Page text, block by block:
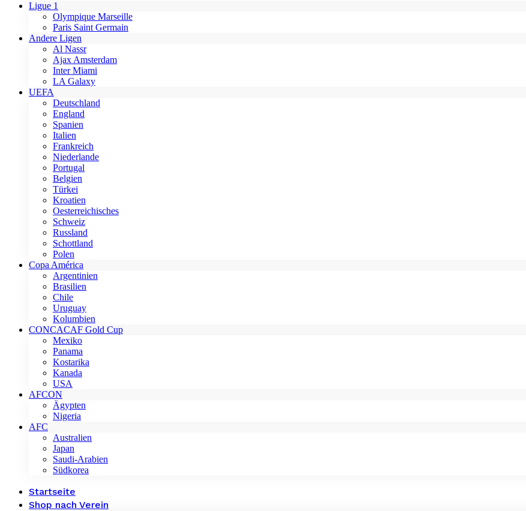
Ligue 1
Olympique Marseille
Paris Saint Germain
Andere Ligen
Al Nassr
Ajax Amsterdam
Inter Miami
LA Galaxy
UEFA
Deutschland
England
Spanien
Italien
Frankreich
Niederlande
Portugal
Belgien
Türkei
Kroatien
Oesterreichisches
Schweiz
Russland
Schottland
Polen
Copa América
Argentinien
Brasilien
Chile
Uruguay
Kolumbien
CONCACAF Gold Cup
Mexiko
Panama
Kostarika
Kanada
USA
AFCON
Ägypten
Nigeria
AFC
Australien
Japan
Saudi-Arabien
Südkorea
Startseite
Shop nach Verein